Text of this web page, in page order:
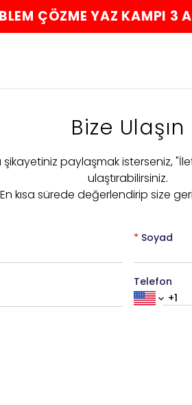
ÇÖZME YAZ KAMPI 3
Bize Ulaşın
paylaşmak isterseniz,
ulaştırabilirsiniz.
En kısa sürede değerlendirip size
* Soyad
Telefon